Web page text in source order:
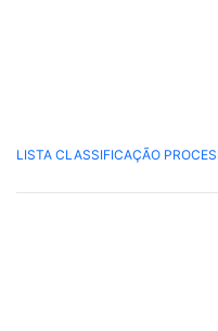
LISTA CLASSIFICAÇÃO